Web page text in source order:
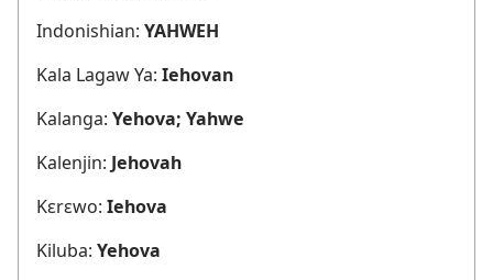
Indonishian: YAHWEH
Kala Lagaw Ya: Iehovan
Kalanga: Yehova; Yahwe
Kalenjin: Jehovah
Kɛrɛwo: Iehova
Kiluba: Yehova